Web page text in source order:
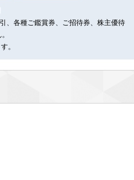
、各種ご鑑賞券、ご招待券、株主優待
。